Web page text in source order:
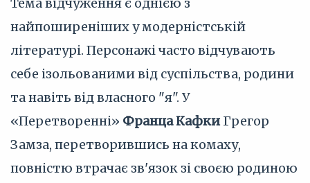
найпоширеніших у модерністській
літературі. Персонажі часто відчувають
себе ізольованими від суспільства, родини
та навіть від власного "я". У
«Перетворенні» Франца КафкиГрегор
Замза, перетворившись на комаху,
повністю втрачає зв'язок зі своєю родиною